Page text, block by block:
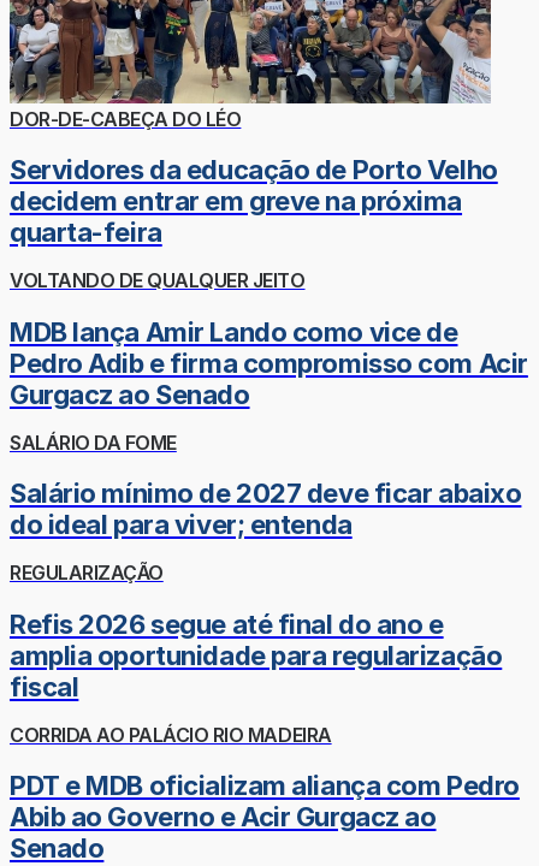
DOR-DE-CABEÇA DO LÉO
Servidores da educação de Porto Velho
decidem entrar em greve na próxima
quarta-feira
VOLTANDO DE QUALQUER JEITO
MDB lança Amir Lando como vice de
Pedro Adib e firma compromisso com Acir
Gurgacz ao Senado
SALÁRIO DA FOME
Salário mínimo de 2027 deve ficar abaixo
do ideal para viver; entenda
REGULARIZAÇÃO
Refis 2026 segue até final do ano e
amplia oportunidade para regularização
fiscal
CORRIDA AO PALÁCIO RIO MADEIRA
PDT e MDB oficializam aliança com Pedro
Abib ao Governo e Acir Gurgacz ao
Senado